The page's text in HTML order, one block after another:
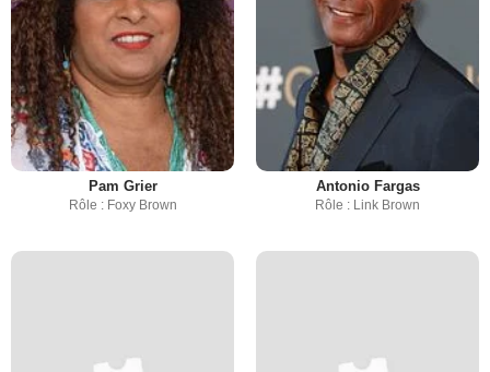
Pam Grier
Rôle : Foxy Brown
Antonio Fargas
Rôle : Link Brown